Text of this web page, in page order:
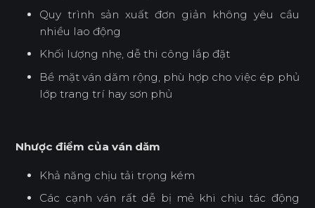
Quy trình sản xuất đơn giản không yêu cầu
nhiều lao động
Khối lượng nhẹ, dễ thi công lắp đặt
Bề mặt ván dăm rộng, phù hợp cho việc ép phủ
lớp trang trí hay sơn phủ
Nhược điểm của ván dăm
Khả năng chịu tải trọng kém
Các cạnh ván rất dễ bị mẻ khi chịu tác động